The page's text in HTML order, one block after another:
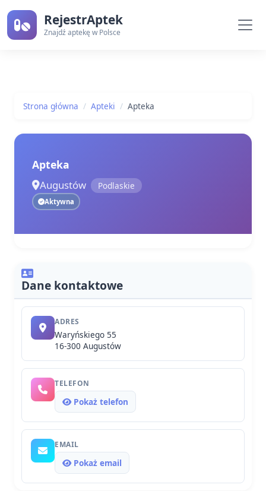
RejestrAptek
Znajdź aptekę w Polsce
Strona główna Apteki Apteka
Apteka
Augustów Podlaskie
Aktywna
Dane kontaktowe
ADRES
Waryńskiego 55
16-300 Augustów
TELEFON
Pokaż telefon
EMAIL
Pokaż email